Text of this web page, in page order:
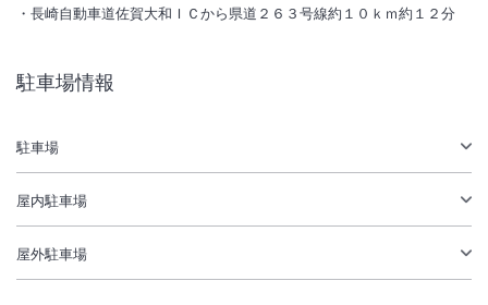
施設からのお知らせ
長崎自動車道佐賀大和ＩＣから県道２６３号線約１０ｋｍ約１２分
駐車場情報
駐車場
屋内駐車場
屋外駐車場